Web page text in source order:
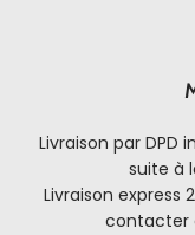
Livraison par DPD
suite à
Livraison express
contacter